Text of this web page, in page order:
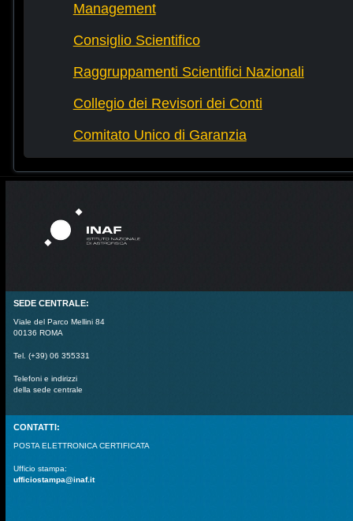
Management
Consiglio Scientifico
Raggruppamenti Scientifici Nazionali
Collegio dei Revisori dei Conti
Comitato Unico di Garanzia
SEDE CENTRALE:
Viale del Parco Mellini 84
00136 ROMA
Tel. (+39) 06 355331
Telefoni e indirizzi
della sede centrale
CONTATTI:
POSTA ELETTRONICA CERTIFICATA
Ufficio stampa:
ufficiostampa@inaf.it